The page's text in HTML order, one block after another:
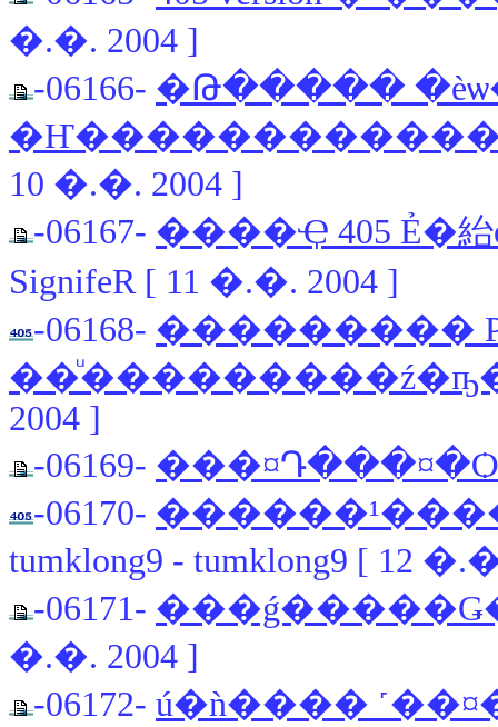
�.�. 2004 ]
-06166- �Թ�����
�Ҥ�������������
10 �.�. 2004 ]
-06167- ����Ҿ 405 Ẻ�
SignifeR [ 11 �.�. 2004 ]
-06168- ���������
2004 ]
-06169- ���¤Դ���¤�Ѻ
-06170-
tumklong9 - tumklong9 [ 12
-06171-
�.�. 2004 ]
-06172- ú�ǹ����